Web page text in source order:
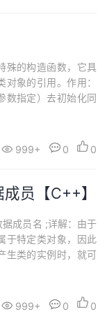
殊的构造函数，它具
象的引用。作用：
数指定）去初始化同
数的形参是类的对
值是类的对象，函数
999+ 0 0
员【C++】
成员名 ;详解：由于
于特定类对象，因此
生类的实例时，就可
类体内，因为：构
对静态数据成员的值
999+ 0 0